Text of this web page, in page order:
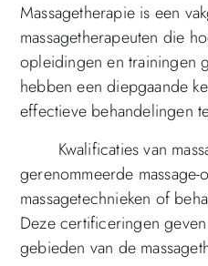
Massagetherapie is een
massagetherapeuten die
opleidingen en trainingen
hebben een diepgaande
effectieve behandelingen
Kwalificaties van
gerenommeerde
massagetechnieken of
Deze certificeringen
gebieden van de